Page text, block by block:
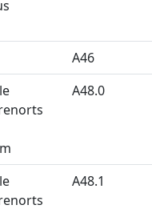
A46
A48.0
A48.1